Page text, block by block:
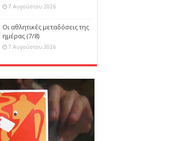
7 Αυγούστου 2026
Οι αθλητικές μεταδόσεις της
ημέρας (7/8)
7 Αυγούστου 2026